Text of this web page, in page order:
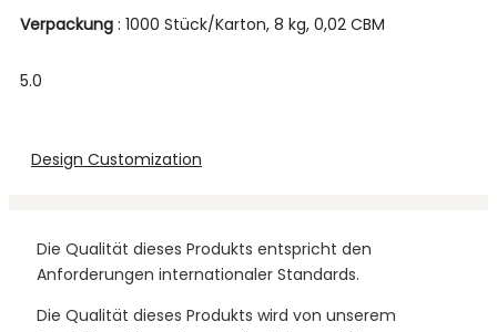
Verpackung : 1000 Stück/Karton, 8 kg, 0,02 CBM
5.0
Design Customization
Die Qualität dieses Produkts entspricht den
Anforderungen internationaler Standards.
Die Qualität dieses Produkts wird von unserem